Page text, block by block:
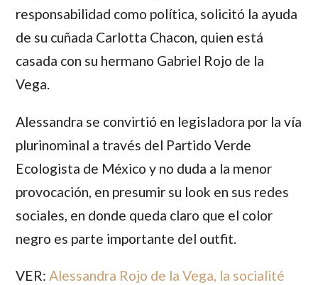
responsabilidad como política, solicitó la ayuda
de su cuñada Carlotta Chacon, quien está
casada con su hermano Gabriel Rojo de la
Vega.
Alessandra se convirtió en legisladora por la vía
plurinominal a través del Partido Verde
Ecologista de México y no duda a la menor
provocación, en presumir su look en sus redes
sociales, en donde queda claro que el color
negro es parte importante del outfit.
VER:Alessandra Rojo de la Vega, la socialité